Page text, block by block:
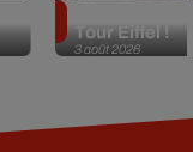
3 août 2026
Tour Eiffel !